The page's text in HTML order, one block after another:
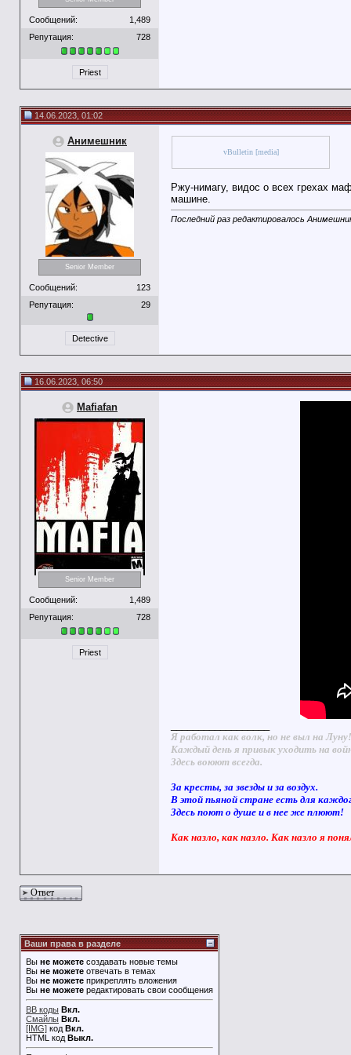
Сообщений:
1,489
Репутация:
728
Priest
14.06.2023, 01:02
Анимешник
Senior Member
Сообщений:
123
Репутация:
29
Detective
vBulletin [media]
Ржу-нимагу, видос о всех грехах
машине.
Последний раз редактировалось
16.06.2023, 06:50
Mafiafan
Senior Member
Сообщений:
1,489
Репутация:
728
Priest
Я работал как волк, но не выл на Луну!
Каждый день я привык уходить на
Здесь воюют всегда.
За кресты, за звезды и за воздух.
В этой пьяной стране есть для
Здесь поют о душе и в нее же плюют!
Как назло, как назло. Как назло я
Ответ
Ваши права в разделе
Вы не можете создавать новые темы
Вы не можете отвечать в темах
Вы не можете прикреплять вложения
Вы не можете редактировать свои сообщения
BB коды Вкл.
Смайлы Вкл.
[IMG] код Вкл.
HTML код Выкл.